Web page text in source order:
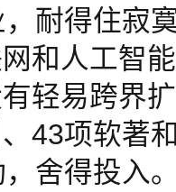
，耐得住寂
和人工智
轻易跨界
43项软著
，舍得投入